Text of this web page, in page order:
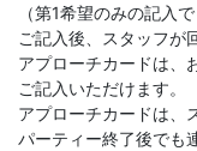
（第1希望のみの記入で
ご記入後、スタッフが
アプローチカードは、
ご記入いただけます。
アプローチカードは、
パーティー終了後でも